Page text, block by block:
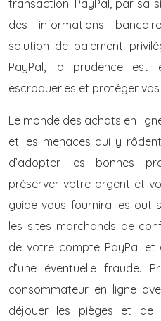
transaction. PayPal, par sa
des informations
solution de paiement
PayPal, la prudence est
escroqueries et protéger
Le monde des achats en
et les menaces qui y
d’adopter les bonnes
préserver votre argent et
guide vous fournira les
les sites marchands de
de votre compte PayPal et
d’une éventuelle fraude.
consommateur en ligne
déjouer les pièges et de